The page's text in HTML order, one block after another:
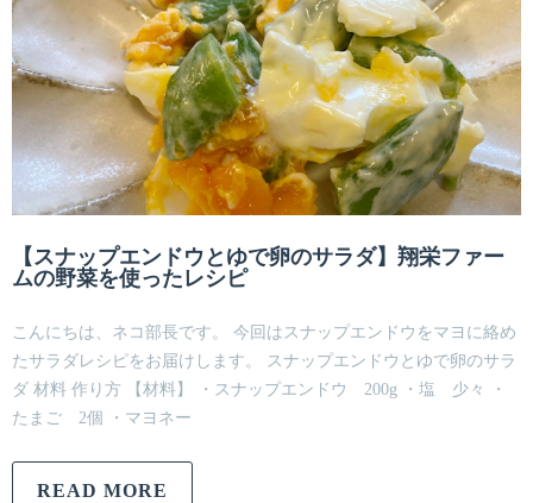
【スナップエンドウとゆで卵のサラダ】翔栄ファー
ムの野菜を使ったレシピ
こんにちは、ネコ部長です。 今回はスナップエンドウをマヨに絡め
たサラダレシピをお届けします。 スナップエンドウとゆで卵のサラ
ダ 材料 作り方 【材料】 ・スナップエンドウ 200g ・塩 少々 ・
たまご 2個 ・マヨネー
READ MORE